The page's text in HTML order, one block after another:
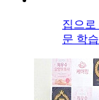
집으
문 학